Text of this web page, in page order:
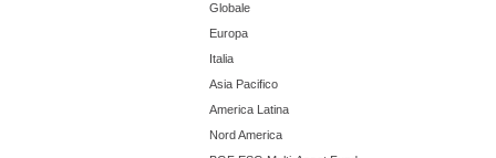
Globale
Europa
Italia
Asia Pacifico
America Latina
Nord America